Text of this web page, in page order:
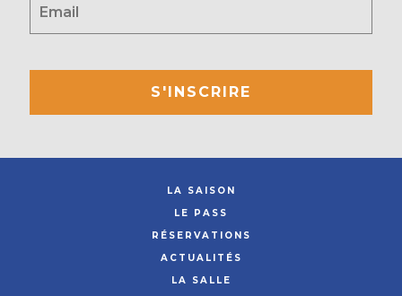
S'INSCRIRE
LA SAISON
LE PASS
RÉSERVATIONS
ACTUALITÉS
LA SALLE